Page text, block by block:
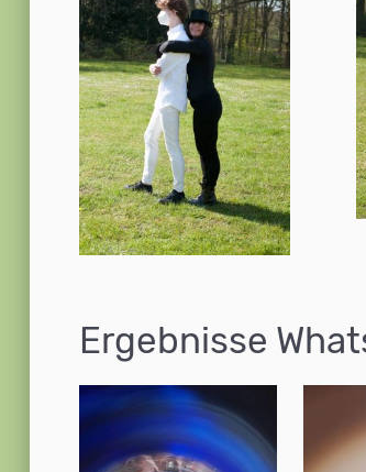
Ergebnisse